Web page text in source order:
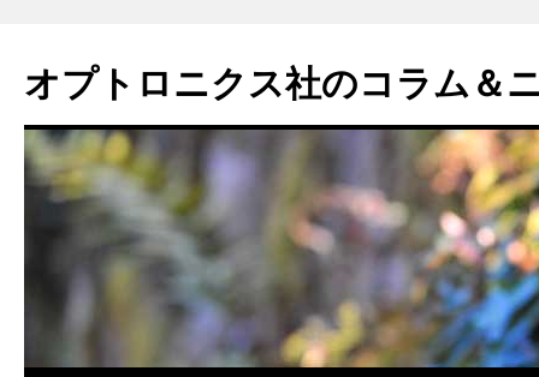
オプトロニクス社のコラム＆